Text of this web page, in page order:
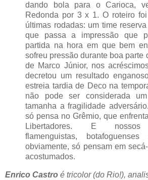
dando bola para o Carioca,
Redonda por 3 x 1. O roteiro
últimas rodadas: um time
que passa a impressão que
partida na hora em que bem
sofreu pressão durante boa parte
de Marco Júnior, nos
decretou um resultado
estreia tardia de Deco na
não pode ser considerada
tamanha a fragilidade
só pensa no Grêmio, que
Libertadores. E nossos
flamenguistas,
obviamente, só pensam em
acostumados.
Enrico Castro é tricolor (do Rio!),